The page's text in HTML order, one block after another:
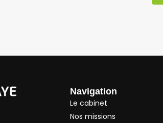
Navigation
Le cabinet
Nos missions